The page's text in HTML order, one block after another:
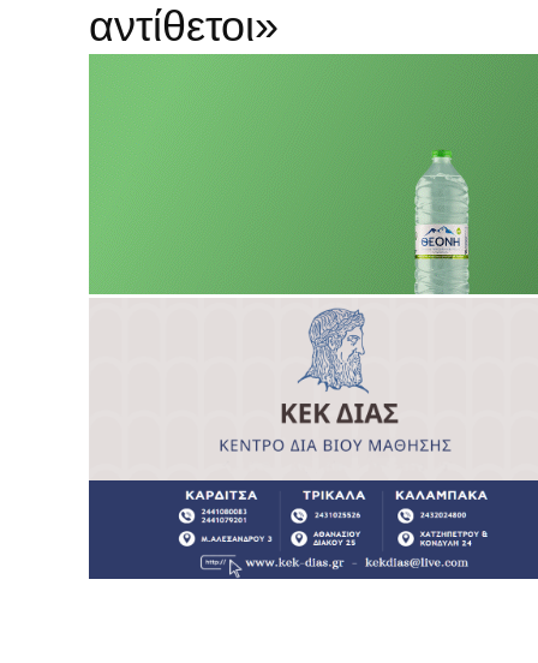
αντίθετοι»